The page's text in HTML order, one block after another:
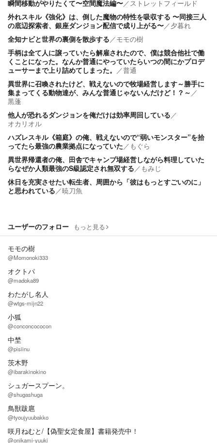
瞬間移動がやりたくて〜空間魔法編〜／ストレットフィールド
外れスキル《強化》は、倒した魔物の特性を吸収する 〜同接三人
の底辺探索者、銀座ダンジョン配信で成り上がる〜／夕暮れ
全知ナビと世界の裏側を散歩する／モモの樹
手柄は全て人に譲っていたら解雇されたので、僕は競合他社で働
くことになった。なんか普通にやっていたらいつの間にかプロデ
ューサーまで上り詰めてしまった。 ／普通
異世界に召喚されたけど、戦えないので牧場経営します～勝手に
集まってくる動物達が、みんな普通じゃないんだけど！？～ ／
黒蓬
他人が恐れるダンジョンを俺だけは効率周回している／
オカリオル
ハズレスキル《箱庭》の俺、戦えないので“弱いモンスター”を拾
ってたら最強の農業拠点になっていた／ もぐら
異世界帰還者の俺、田舎でキャンプ場経営しながら料理していた
らなぜか人類最強のS級認定され無双する／ もみじ
休日を充実させたい転生者、周囲から「彼はもっとすごいのに」
と思われている／暁刀魚
ユーザーのフォロー もっと見る
モモの樹
@Momonoki333
オクトパ
@madoka89
わたがし名人
@wtgs-mijn22
小狐
@conconcococon
中埜
@pisiinu
茨木野
@ibarakinokino
シュガースプーン。
@shugashuga
鳥獣跋扈
@tyoujyuubakko
咲月ねむと/【偽聖女定食屋】書籍発売中！
@onikami-yuuki